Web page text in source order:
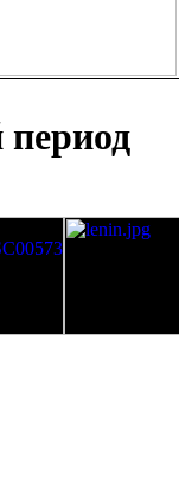
период